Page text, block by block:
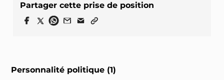
Personnalité politique (1)
Partager cette prise de position